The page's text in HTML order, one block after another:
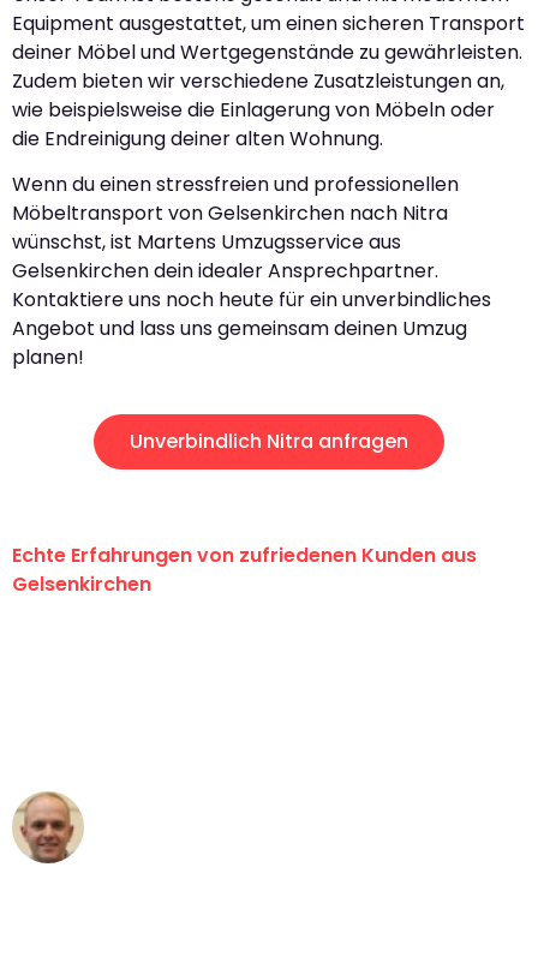
Equipment ausgestattet, um einen sicheren Transport
deiner Möbel und Wertgegenstände zu gewährleisten.
Zudem bieten wir verschiedene Zusatzleistungen an,
wie beispielsweise die Einlagerung von Möbeln oder
die Endreinigung deiner alten Wohnung.
Wenn du einen stressfreien und professionellen
Möbeltransport von Gelsenkirchen nach Nitra
wünschst, ist Martens Umzugsservice aus
Gelsenkirchen dein idealer Ansprechpartner.
Kontaktiere uns noch heute für ein unverbindliches
Angebot und lass uns gemeinsam deinen Umzug
planen!
Unverbindlich Nitra anfragen
Echte Erfahrungen von zufriedenen Kunden aus
Gelsenkirchen